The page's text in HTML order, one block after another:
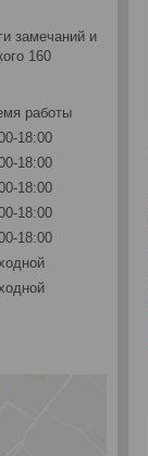
замечаний и
160
работы
18:00
18:00
18:00
18:00
18:00